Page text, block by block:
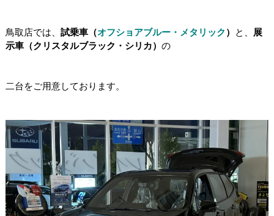
鳥取店では、 試乗車（オフショアブルー・メタリック ） と、
展
示車（クリスタルブラック・シリカ） の
二台をご用意しております。